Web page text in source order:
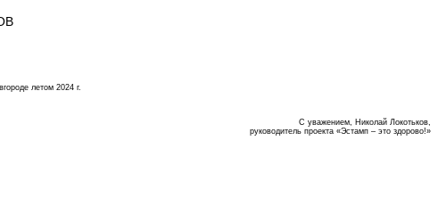
летом 2024 г.
С уважением, Николай Локотьков,
руководитель проекта «Эстамп – это здорово!»